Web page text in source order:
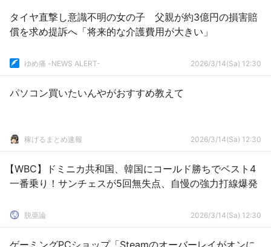
タイヤ直撃し意識不明の女の子 父親が約3億円の損害賠
償を求め提訴へ「将来的な介護費用が大きい」
ゆめ痛 -NEWS ALERT- 2026/3/14(Sa) 12:30
パソコン買いたいんやがおすすめ教えて
稼げるまとめ速報 2026/3/14(Sa) 12:30
【WBC】ドミニカ共和国、韓国にコールド勝ちでベスト4
一番乗り！サンチェスが5回無失点、自慢の強力打線爆発
脱亜論 2026/3/14(Sa) 12:30
ゲーミングPCショップ「Steamのオーバーレイがオンに